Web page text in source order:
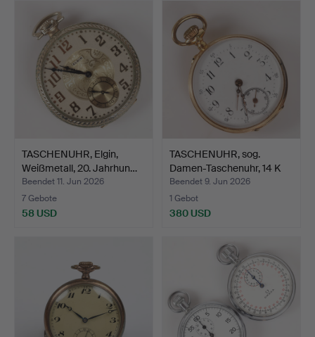
TASCHENUHR, Elgin,
Weißmetall, 20. Jahrhun…
Beendet 11. Jun 2026
7 Gebote
58 USD
TASCHENUHR, sog.
Damen-Taschenuhr, 14 K
Go…
Beendet 9. Jun 2026
1 Gebot
380 USD